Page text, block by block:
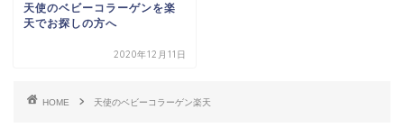
天使のベビーコラーゲンを楽
天でお探しの方へ
2020年12月11日
HOME 天使のベビーコラーゲン楽天